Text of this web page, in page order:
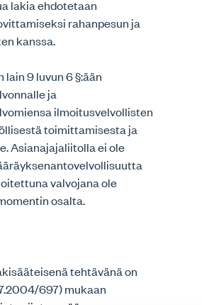
lakia ehdotetaan
rahanpesun ja
kanssa.
9 luvun 6 §:ään
ja
ilmoitusvelvollisten
toimittamisesta ja
Asianajajaliitolla ei ole
valvojana ole
osalta.
tehtävänä on
697) mukaan